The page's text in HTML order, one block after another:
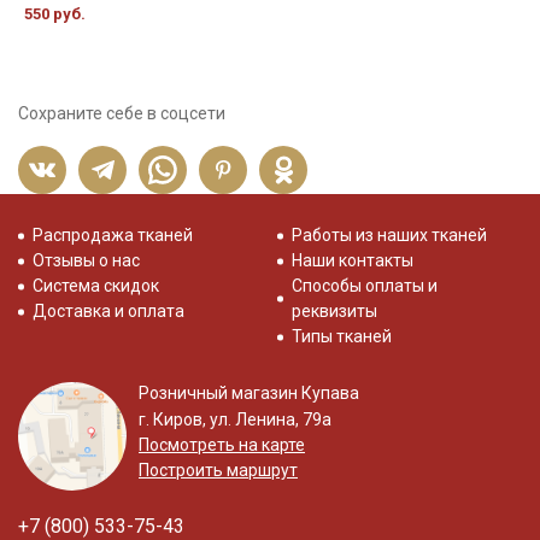
550 руб.
Сохраните себе в соцсети
Распродажа тканей
Отзывы о нас
Система скидок
Доставка и оплата
Работы из наших тканей
Наши контакты
Способы оплаты и
реквизиты
Типы тканей
Розничный магазин Купава
г. Киров, ул. Ленина, 79а
Посмотреть на карте
Построить маршрут
+7 (800) 533-75-43